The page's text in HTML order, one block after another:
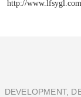
http://www.lfsygl.com
DEVELOPMENT,